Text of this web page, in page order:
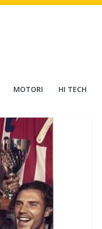
MOTORI HI TECH